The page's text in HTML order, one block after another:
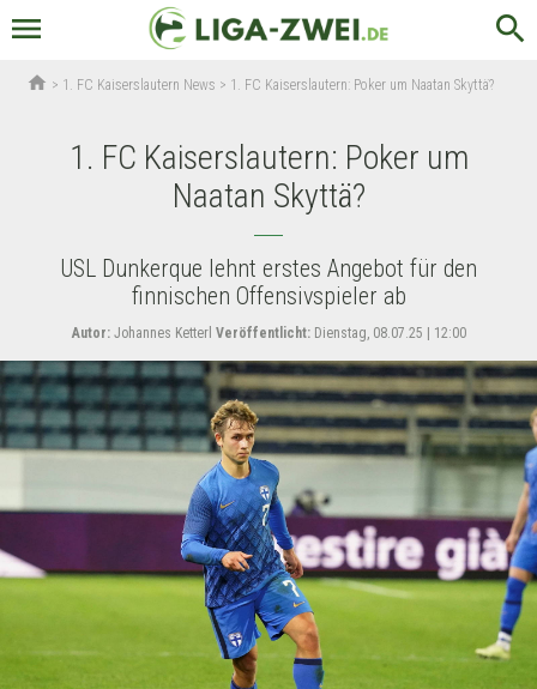
menu search
home > 1. FC Kaiserslautern News > 1. FC Kaiserslautern: Poker um Naatan Skyttä?
1. FC Kaiserslautern: Poker um
Naatan Skyttä?
USL Dunkerque lehnt erstes Angebot für den
finnischen Offensivspieler ab
Autor:Johannes Ketterl Veröffentlicht:Dienstag, 08.07.25 | 12:00